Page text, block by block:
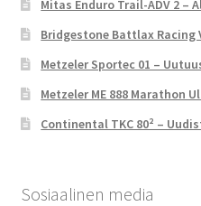
Mitas Enduro Trail-ADV 2 –
Bridgestone Battlax Racing
Metzeler Sportec 01 –
Metzeler ME 888 Marathon
Continental TKC 80² –
Sosiaalinen media